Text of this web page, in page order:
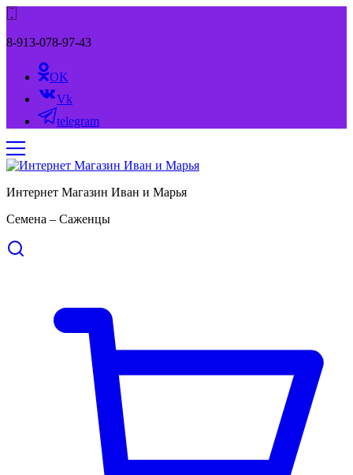
8-913-078-97-43
OK
Vk
telegram
Интернет Магазин Иван и Марья
Семена – Саженцы